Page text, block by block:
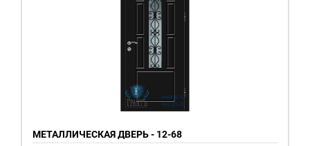
МЕТАЛЛИЧЕСКАЯ ДВЕРЬ - 12-68